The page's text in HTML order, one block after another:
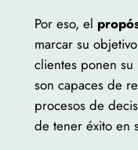
Por eso, el
marcar su
clientes ponen
son capaces de
procesos de
de tener éxito en